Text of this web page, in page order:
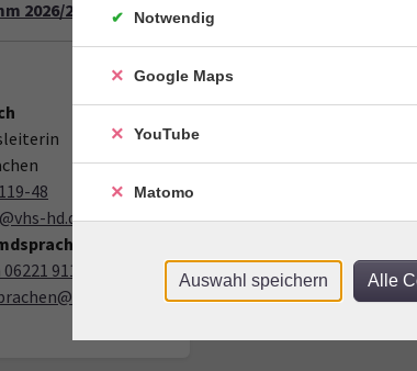
Kurse (1)
Acting in
2026/2 (PDF)
48
hd.de
9119-72
hd.de
Notwendig
Google Maps
YouTube
Matomo
Auswahl speichern Alle